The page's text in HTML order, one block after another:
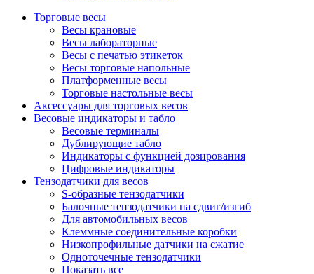
Торговые весы
Весы крановые
Весы лабораторные
Весы с печатью этикеток
Весы торговые напольные
Платформенные весы
Торговые настольные весы
Аксессуары для торговых весов
Весовые индикаторы и табло
Весовые терминалы
Дублирующие табло
Индикаторы с функцией дозирования
Цифровые индикаторы
Тензодатчики для весов
S-образные тензодатчики
Балочные тензодатчики на сдвиг/изгиб
Для автомобильных весов
Клеммные соединительные коробки
Низкопрофильные датчики на сжатие
Одноточечные тензодатчики
Показать все